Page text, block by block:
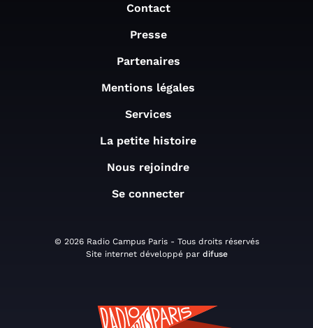
Contact
Presse
Partenaires
Mentions légales
Services
La petite histoire
Nous rejoindre
Se connecter
© 2026 Radio Campus Paris - Tous droits réservés
Site internet développé par difuse